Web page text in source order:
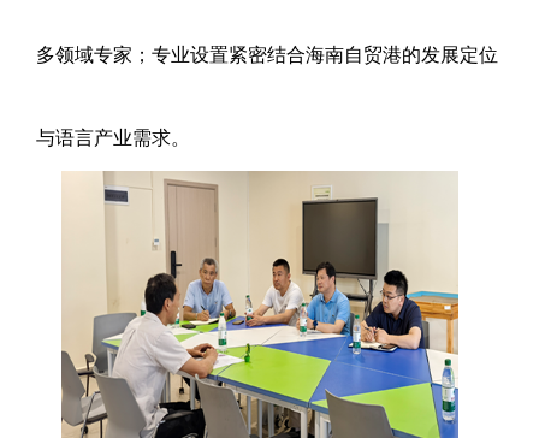
多领域专家；专业设置紧密结合海南自贸港的发展定位
与语言产业需求。